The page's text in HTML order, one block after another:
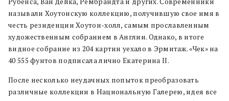
называли Хоутонскую коллекцию, получившую свое имя в
честь резиденции Хоутон-холл, самым прославленным
художественным собранием в Англии. Однако, в итоге
видное собрание из 204 картин уехало в Эрмитаж. «Чек» на
40 555 фунтов подписала лично Екатерина II.
После несколько неудачных попыток преобразовать
различные коллекции в Национальную Галерею, идея все